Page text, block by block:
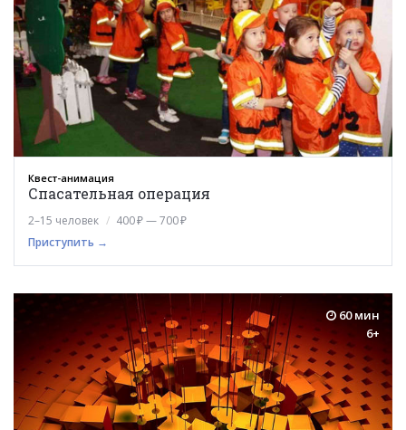
Квест-анимация
Спасательная операция
2–15 человек
400 ₽ — 700 ₽
Приступить →
60 мин
6+